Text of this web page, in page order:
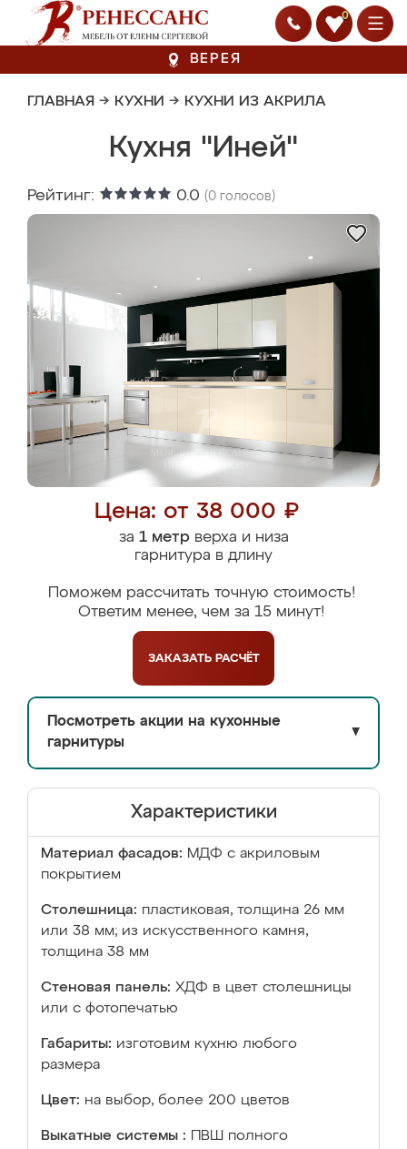
0
ВЕРЕЯ
ГЛАВНАЯ → КУХНИ → КУХНИ ИЗ АКРИЛА
Кухня "Иней"
Рейтинг: 0.0 (0 голосов)
Цена: от 38 000 ₽
за 1 метрверха и низа
гарнитура в длину
Поможем рассчитать точную стоимость!
Ответим менее, чем за 15 минут!
ЗАКАЗАТЬ РАСЧЁТ
Посмотреть акции на кухонные
гарнитуры
▼
Характеристики
Материал фасадов: МДФ с акриловым
покрытием
Столешница: пластиковая, толщина 26 мм
или 38 мм; из искусственного камня,
толщина 38 мм
Стеновая панель: ХДФ в цвет столешницы
или с фотопечатью
Габариты: изготовим кухню любого
размера
Цвет: на выбор, более 200 цветов
Выкатные системы :
ПВШ полного